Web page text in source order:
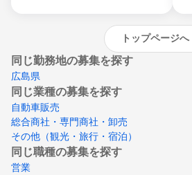
トップページへ
同じ勤務地の募集を探す
広島県
同じ業種の募集を探す
自動車販売
総合商社・専門商社・卸売
その他（観光・旅行・宿泊）
同じ職種の募集を探す
営業